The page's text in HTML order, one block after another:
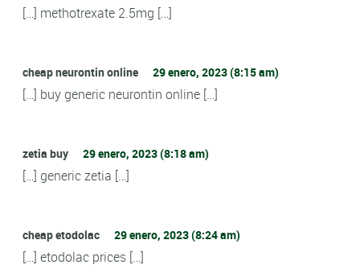
[…] methotrexate 2.5mg […]
cheap neurontin online 29 enero, 2023 (8:15 am)
[…] buy generic neurontin online […]
zetia buy 29 enero, 2023 (8:18 am)
[…] generic zetia […]
cheap etodolac 29 enero, 2023 (8:24 am)
[…] etodolac prices […]